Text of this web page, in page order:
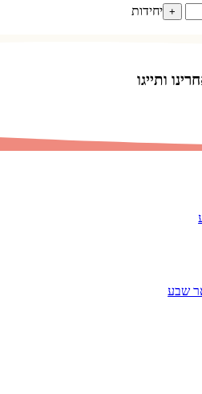
+ יחידות
ותייגו